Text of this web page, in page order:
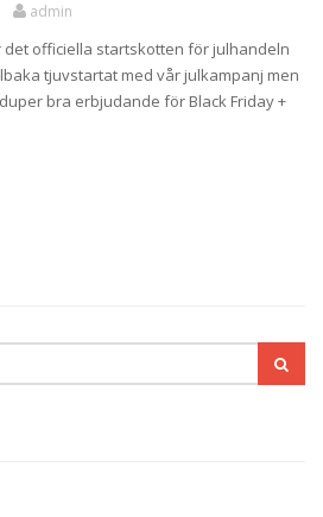
admin
det officiella startskotten för julhandeln
tjuvstartat med vår julkampanj men
bra erbjudande för Black Friday +